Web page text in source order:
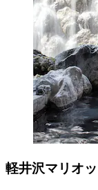
軽井沢マリオ